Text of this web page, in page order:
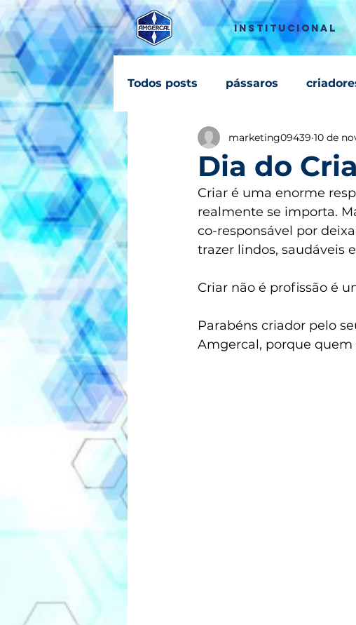
INSTITUCIONAL
Todos posts pássaros
Dia do
marketing09439 10 de
Criar é uma enorme
realmente se importa.
co-responsável por
trazer lindos, saudáveis
Criar não é profissão é
Parabéns criador pelo
Amgercal, porque quem